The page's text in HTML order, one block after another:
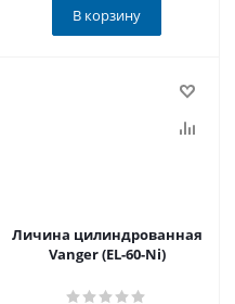
В корзину
Личина цилиндрованная
Vanger (EL-60-Ni)